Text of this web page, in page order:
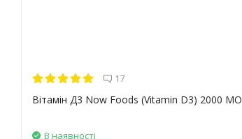
17
Вітамін Д3 Now Foods (Vitamin D3) 2000 МО
В наявності